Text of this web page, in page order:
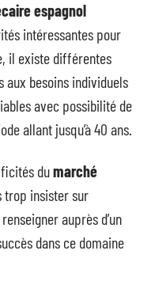
espagnol
intéressantes pour
il existe différentes
besoins individuels
avec possibilité de
allant jusqu’à 40 ans.
dumarché
trop insister sur
auprès d’un
dans ce domaine